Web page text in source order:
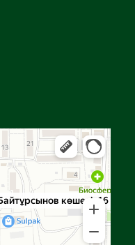
орындарды іздеу